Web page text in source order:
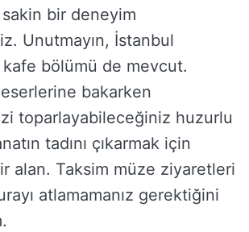
bir deneyim
Unutmayın, İstanbul
kafe bölümü de mevcut.
eserlerine bakarken
toparlayabileceğiniz huzurlu
tadını çıkarmak için
alan. Taksim müze ziyaretleri
atlamamanız gerektiğini